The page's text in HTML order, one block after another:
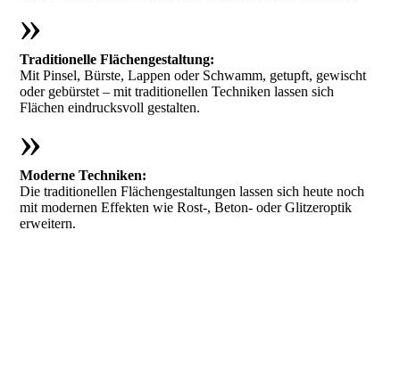
»
Traditionelle Flächengestaltung:
Mit Pinsel, Bürste, Lappen oder Schwamm, getupft, gewischt
oder gebürstet – mit traditionellen Techniken lassen sich
Flächen eindrucksvoll gestalten.
»
Moderne Techniken:
Die traditionellen Flächengestaltungen lassen sich heute noch
mit modernen Effekten wie Rost-, Beton- oder Glitzeroptik
erweitern.